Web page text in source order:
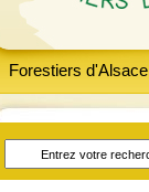
Forestiers d'Alsace